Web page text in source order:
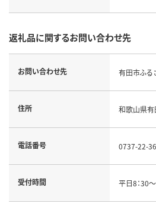
返礼品に関するお問い合わせ先
お問い合わせ先 有田市ふる
住所 和歌山県
電話番号 0737-22-
受付時間 平日8：30